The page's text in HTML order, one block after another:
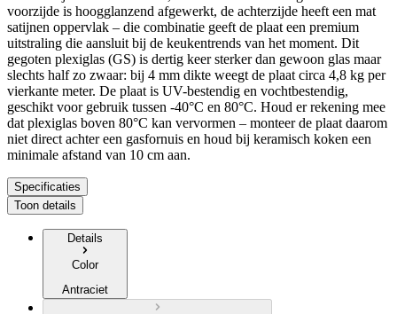
voorzijde is hoogglanzend afgewerkt, de achterzijde heeft een mat
satijnen oppervlak – die combinatie geeft de plaat een premium
uitstraling die aansluit bij de keukentrends van het moment. Dit
gegoten plexiglas (GS) is dertig keer sterker dan gewoon glas maar
slechts half zo zwaar: bij 4 mm dikte weegt de plaat circa 4,8 kg per
vierkante meter. De plaat is UV-bestendig en vochtbestendig,
geschikt voor gebruik tussen -40°C en 80°C. Houd er rekening mee
dat plexiglas boven 80°C kan vervormen – monteer de plaat daarom
niet direct achter een gasfornuis en houd bij keramisch koken een
minimale afstand van 10 cm aan.
Specificaties
Toon details
Details
Color
Antraciet